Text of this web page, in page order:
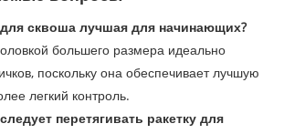
для сквоша лучшая для начинающих?
большего размера идеально
поскольку она обеспечивает лучшую
легкий контроль.
перетягивать ракетку для